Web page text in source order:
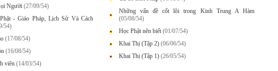
Người (27/09/54)
- Giáo Pháp, Lịch Sử Và Cách
54)
(17/08/54)
(16/08/54)
viên (14/03/54)
Những vấn đề cốt lõi trong Kinh Trung A Hàm
(05/08/54)
Học Phật nên biết (01/07/54)
Khai Thị (Tập 2) (06/06/54)
Khai Thị (Tập 1) (26/05/54)